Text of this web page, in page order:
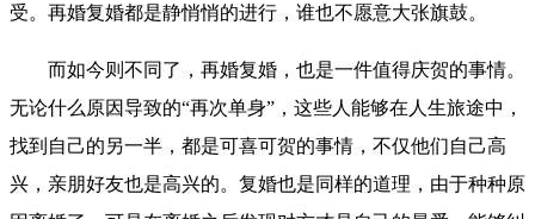
受。再婚复婚都是静悄悄的进行，谁也不愿意大张旗鼓。
而如今则不同了，再婚复婚，也是一件值得庆贺的事情。
无论什么原因导致的“再次单身”，这些人能够在人生旅途中，
找到自己的另一半，都是可喜可贺的事情，不仅他们自己高
兴，亲朋好友也是高兴的。复婚也是同样的道理，由于种种原